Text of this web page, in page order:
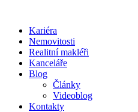
obsahuKariéra
Nemovitosti
Realitní makléři
Kanceláře
Blog
Články
Videoblog
Kontakty